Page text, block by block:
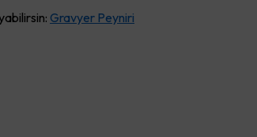
Gravyer Peyniri